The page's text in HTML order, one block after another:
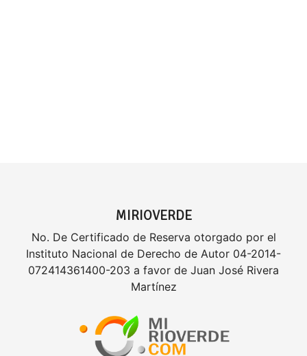
MIRIOVERDE
No. De Certificado de Reserva otorgado por el
Instituto Nacional de Derecho de Autor 04-2014-
072414361400-203 a favor de Juan José Rivera
Martínez